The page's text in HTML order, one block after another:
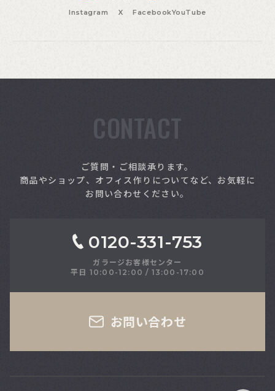
Instagram X FacebookYouTube
CONTACT
ご質問・ご相談承ります。
商品やショップ、オフィス作りについてなど、お気軽に
お問い合わせください。
0120-331-753
ガラージお客様センター
平日 10:00-12:00 / 13:00-17:00
お問い合わせ